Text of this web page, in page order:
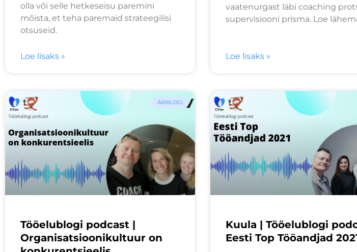
olla või selle hetkeseisu paremini
mõista, et teha paremaid strateegilisi
otsuseid.
Loe lisaks »
vaatenurgast läbi coaching
supervisiooni prisma. Loe
Loe lisaks »
ÄRIBLOGI
Tööelublogi podcast |
Organisatsioonikultuur on
Kuula | Tööelublogi
Eesti Top Tööandjad